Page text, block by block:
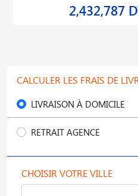
2,432,787
CALCULER LES FRAIS DE
LIVRAISON À DOMICILE
RETRAIT AGENCE
CHOISIR VOTRE VILLE